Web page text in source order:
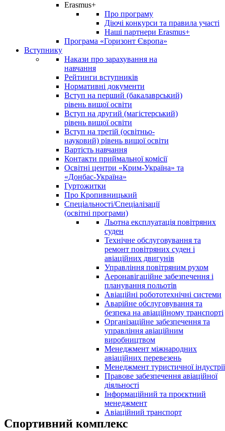
Erasmus+
Про програму
Діючі конкурси та правила участі
Наші партнери Erasmus+
Програма «Горизонт Європа»
Вступнику
Накази про зарахування на
навчання
Рейтинги вступників
Нормативні документи
Вступ на перший (бакалаврський)
рівень вищої освіти
Вступ на другий (магістерський)
рівень вищої освіти
Вступ на третій (освітньо-
науковий) рівень вищої освіти
Вартість навчання
Контакти приймальної комісії
Освітні центри «Крим-Україна» та
«Донбас-Україна»
Гуртожитки
Про Кропивницький
Спеціальності/Спеціалізації
(освітні програми)
Льотна експлуатація повітряних
суден
Технічне обслуговування та
ремонт повітряних суден і
авіаційних двигунів
Управління повітряним рухом
Аеронавігаційне забезпечення і
планування польотів
Авіаційні робототехнічні системи
Аварійне обслуговування та
безпека на авіаційному транспорті
Організаційне забезпечення та
управління авіаційним
виробництвом
Менеджмент міжнародних
авіаційних перевезень
Менеджмент туристичної індустрії
Правове забезпечення авіаційної
діяльності
Інформаційний та проєктний
менеджмент
Авіаційний транспорт
Спортивний комплекс